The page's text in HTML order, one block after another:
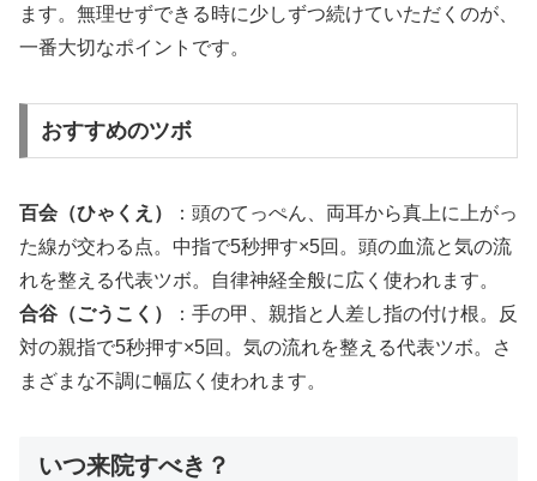
ます。無理せずできる時に少しずつ続けていただくのが、
一番大切なポイントです。
おすすめのツボ
百会（ひゃくえ）
：頭のてっぺん、両耳から真上に上がっ
た線が交わる点。中指で5秒押す×5回。頭の血流と気の流
れを整える代表ツボ。自律神経全般に広く使われます。
合谷（ごうこく）
：手の甲、親指と人差し指の付け根。反
対の親指で5秒押す×5回。気の流れを整える代表ツボ。さ
まざまな不調に幅広く使われます。
いつ来院すべき？